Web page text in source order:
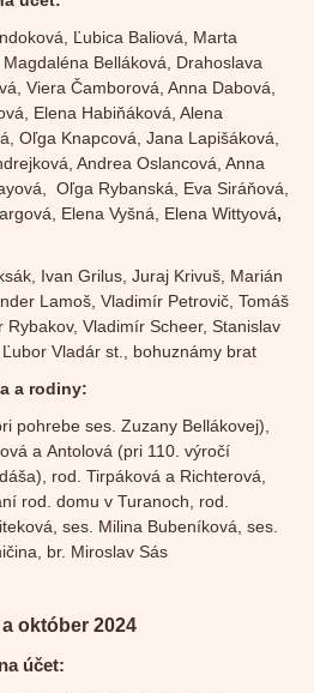
Ľubica Baliová, Marta
Belláková, Drahoslava
Viera Čamborová, Anna Dabová,
Elena Habiňáková, Alena
Oľga Knapcová, Jana Lapišáková,
Andrea Oslancová, Anna
Oľga Rybanská, Eva Siráňová,
Elena Vyšná, Elena Wittyová,
Ivan Grilus, Juraj Krivuš, Marián
Lamoš, Vladimír Petrovič, Tomáš
Rybakov, Vladimír Scheer, Stanislav
Vladár st., bohuznámy brat
a rodiny:
pohrebe ses. Zuzany Bellákovej),
a Antolová (pri 110. výročí
rod. Tirpáková a Richterová,
rod. domu v Turanoch, rod.
ses. Milina Bubeníková, ses.
br. Miroslav Sás
október 2024
účet: